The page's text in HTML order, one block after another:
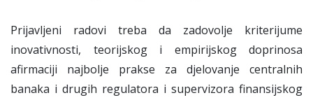
Prijavljeni radovi treba da zadovolje kriterijume
inovativnosti, teorijskog i empirijskog doprinosa
afirmaciji najbolje prakse za djelovanje centralnih
banaka i drugih regulatora i supervizora finansijskog